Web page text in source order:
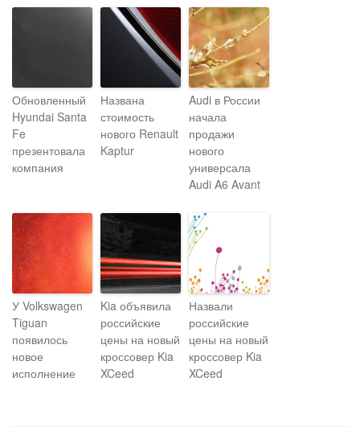
Обновленный
Hyundai Santa
Fe
презентовала
компания
Названа
стоимость
нового Renault
Kaptur
Audi в России
начала
продажи
нового
универсала
Audi A6 Avant
У Volkswagen
Tiguan
появилось
новое
исполнение
Kia объявила
российские
цены на новый
кроссовер Kia
XCeed
Назвали
российские
цены на новый
кроссовер Kia
XCeed